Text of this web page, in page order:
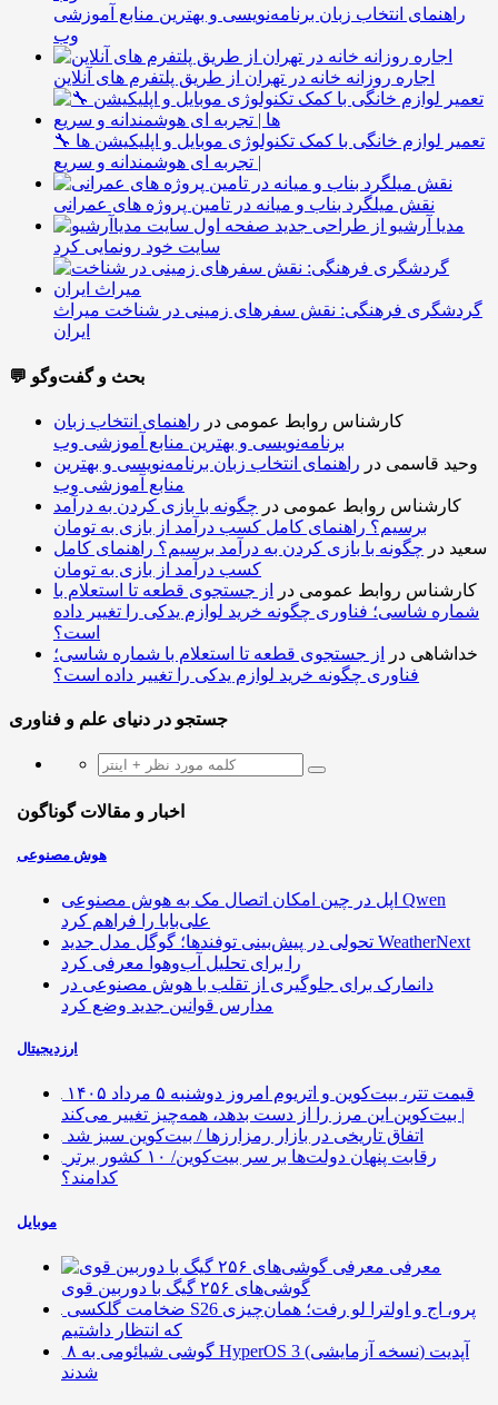
راهنمای انتخاب زبان برنامه‌نویسی و بهترین منابع آموزشی
وب
اجاره روزانه خانه در تهران از طریق پلتفرم های آنلاین
🔧 تعمیر لوازم خانگی با کمک تکنولوژی موبایل و اپلیکیشن ها
| تجربه ای هوشمندانه و سریع
نقش میلگرد بناب و میانه در تامین پروژه های عمرانی
مدیا آرشیو از طراحی جدید
سایت خود رونمایی کرد
گردشگری فرهنگی: نقش سفرهای زمینی در شناخت میراث
ایران
💬 بحث و گفت‌وگو
کارشناس روابط عمومی در راهنمای انتخاب زبان
برنامه‌نویسی و بهترین منابع آموزشی وب
وحید قاسمی در راهنمای انتخاب زبان برنامه‌نویسی و بهترین
منابع آموزشی وب
کارشناس روابط عمومی در چگونه با بازی کردن به درآمد
برسیم؟ راهنمای کامل کسب درآمد از بازی به تومان
سعید در چگونه با بازی کردن به درآمد برسیم؟ راهنمای کامل
کسب درآمد از بازی به تومان
کارشناس روابط عمومی در
از جستجوی قطعه تا استعلام با
شماره شاسی؛ فناوری چگونه خرید لوازم یدکی را تغییر داده
است؟
خداشاهی در
از جستجوی قطعه تا استعلام با شماره شاسی؛
فناوری چگونه خرید لوازم یدکی را تغییر داده است؟
جستجو در دنیای علم و فناوری
اخبار و مقالات گوناگون
هوش مصنوعی
اپل در چین امکان اتصال مک به هوش مصنوعی Qwen
علی‌بابا را فراهم کرد
تحولی در پیش‌بینی توفندها؛ گوگل مدل جدید WeatherNext
را برای تحلیل آب‌وهوا معرفی کرد
دانمارک برای جلوگیری از تقلب با هوش مصنوعی در
مدارس قوانین جدید وضع کرد
ارزدیجیتال
قیمت تتر، بیت‌کوین و اتریوم امروز دوشنبه ۵ مرداد ۱۴۰۵
| بیت‌کوین این مرز را از دست بدهد، همه‌چیز تغییر می‌کند
اتفاق تاریخی در بازار رمزارزها / بیت‌کوین سبز شد
رقابت پنهان دولت‌ها بر سر بیت‌کوین/ ۱۰ کشور برتر
کدامند؟
موبایل
معرفی
گوشی‌های ۲۵۶ گیگ با دوربین قوی
ضخامت گلکسی S26 پرو، اج و اولترا لو رفت؛ همان‌چیزی
که انتظار داشتیم
۸ گوشی شیائومی به HyperOS 3 (نسخه آزمایشی) آپدیت
شدند